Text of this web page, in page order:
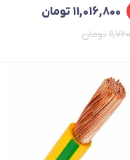
تومان
11,016,800 تومان